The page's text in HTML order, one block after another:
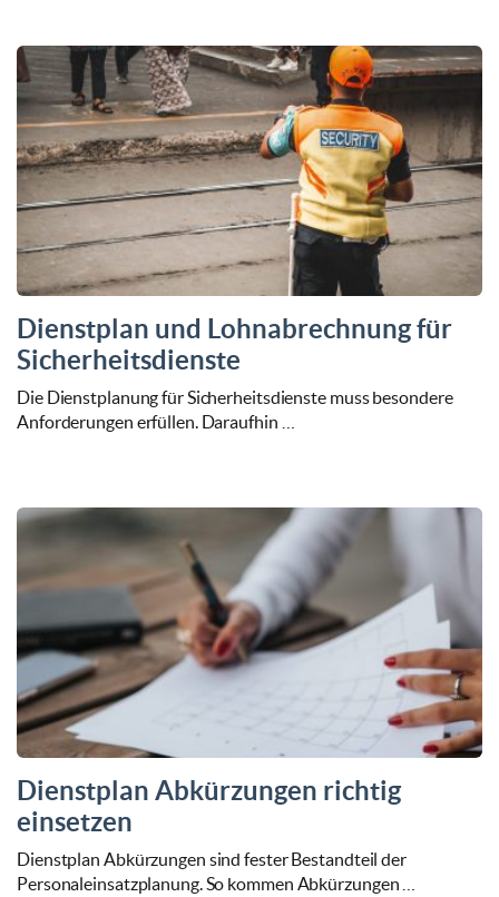
Dienstplan und Lohnabrechnung für
Sicherheitsdienste
Die Dienstplanung für Sicherheitsdienste muss besondere
Anforderungen erfüllen. Daraufhin …
Dienstplan Abkürzungen richtig
einsetzen
Dienstplan Abkürzungen sind fester Bestandteil der
Personaleinsatzplanung. So kommen Abkürzungen …